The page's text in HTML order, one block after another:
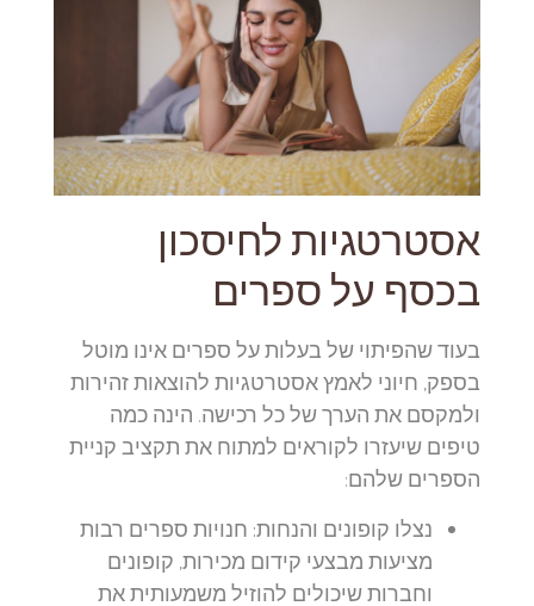
אסטרטגיות לחיסכון
בכסף על ספרים
בעוד שהפיתוי של בעלות על ספרים אינו מוטל
בספק, חיוני לאמץ אסטרטגיות להוצאות זהירות
ולמקסם את הערך של כל רכישה. הינה כמה
טיפים שיעזרו לקוראים למתוח את תקציב קניית
הספרים שלהם:
נצלו קופונים והנחות:חנויות ספרים רבות
מציעות מבצעי קידום מכירות, קופונים
וחברות שיכולים להוזיל משמעותית את